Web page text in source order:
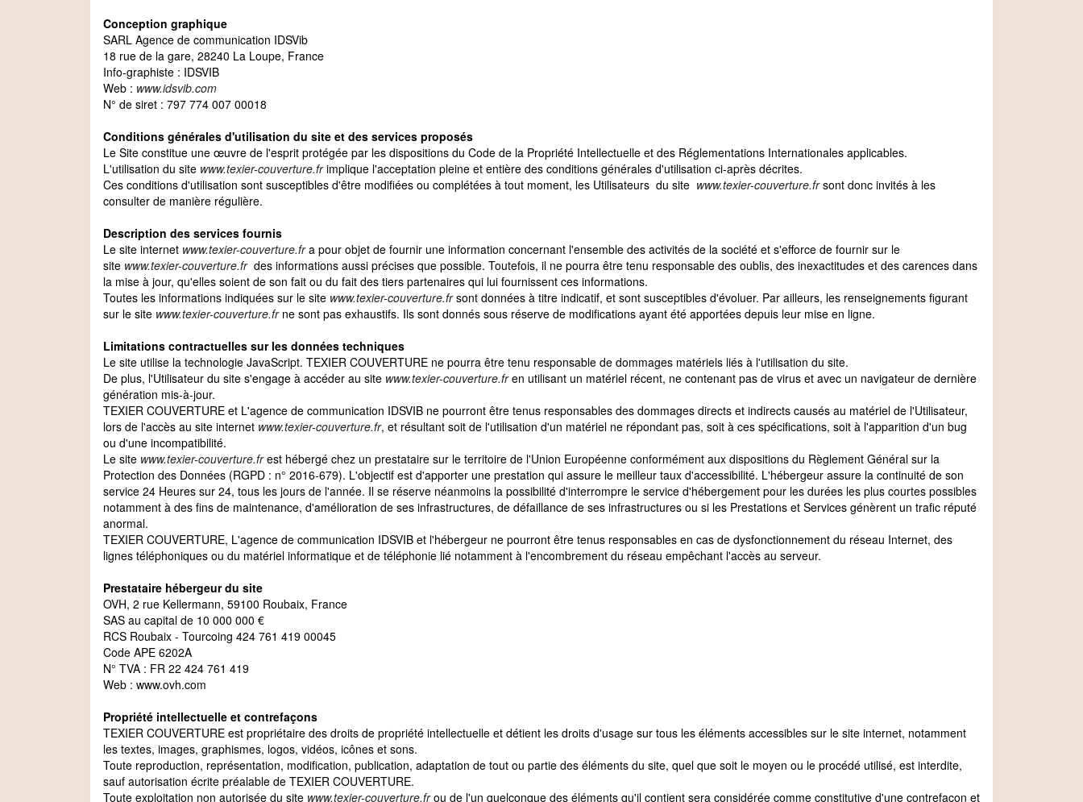
Conception graphique
SARL Agence de communication IDSVib
18 rue de la gare, 28240 La Loupe, France
Info-graphiste : IDSVIB
Web : www.idsvib.com
N° de siret : 797 774 007 00018
Conditions générales d'utilisation du site et des services proposés
Le Site constitue une œuvre de l'esprit protégée par les dispositions du Code de la Propriété Intellectuelle et des Réglementations Internationales applicables.
L'utilisation du site www.texier-couverture.frimplique l'acceptation pleine et entière des conditions générales d'utilisation ci-après décrites.
Ces conditions d'utilisation sont susceptibles d'être modifiées ou complétées à tout moment, les Utilisateurs du site www.texier-couverture.frsont donc invités à les
consulter de manière régulière.
Description des services fournis
Le site internet www.texier-couverture.fra pour objet de fournir une information concernant l'ensemble des activités de la société et s'efforce de fournir sur le
site www.texier-couverture.frdes informations aussi précises que possible. Toutefois, il ne pourra être tenu responsable des oublis, des inexactitudes et des carences dans
la mise à jour, qu'elles soient de son fait ou du fait des tiers partenaires qui lui fournissent ces informations.
Toutes les informations indiquées sur le site www.texier-couverture.frsont données à titre indicatif, et sont susceptibles d'évoluer. Par ailleurs, les renseignements figurant
sur le site www.texier-couverture.frne sont pas exhaustifs. Ils sont donnés sous réserve de modifications ayant été apportées depuis leur mise en ligne.
Limitations contractuelles sur les données techniques
Le site utilise la technologie JavaScript. TEXIER COUVERTURE ne pourra être tenu responsable de dommages matériels liés à l'utilisation du site.
De plus, l'Utilisateur du site s'engage à accéder au site www.texier-couverture.fren utilisant un matériel récent, ne contenant pas de virus et avec un navigateur de dernière
génération mis-à-jour.
TEXIER COUVERTURE et L'agence de communication IDSVIB ne pourront être tenus responsables des dommages directs et indirects causés au matériel de l'Utilisateur,
lors de l'accès au site internet www.texier-couverture.fr, et résultant soit de l'utilisation d'un matériel ne répondant pas, soit à ces spécifications, soit à l'apparition d'un bug
ou d'une incompatibilité.
Le site www.texier-couverture.frest hébergé chez un prestataire sur le territoire de l'Union Européenne conformément aux dispositions du Règlement Général sur la
Protection des Données (RGPD : n° 2016-679). L'objectif est d'apporter une prestation qui assure le meilleur taux d'accessibilité. L'hébergeur assure la continuité de son
service 24 Heures sur 24, tous les jours de l'année. Il se réserve néanmoins la possibilité d'interrompre le service d'hébergement pour les durées les plus courtes possibles
notamment à des fins de maintenance, d'amélioration de ses infrastructures, de défaillance de ses infrastructures ou si les Prestations et Services génèrent un trafic réputé
anormal.
TEXIER COUVERTURE, L'agence de communication IDSVIB et l'hébergeur ne pourront être tenus responsables en cas de dysfonctionnement du réseau Internet, des
lignes téléphoniques ou du matériel informatique et de téléphonie lié notamment à l'encombrement du réseau empêchant l'accès au serveur.
Prestataire hébergeur du site
OVH, 2 rue Kellermann, 59100 Roubaix, France
SAS au capital de 10 000 000 €
RCS Roubaix - Tourcoing 424 761 419 00045
Code APE 6202A
N° TVA : FR 22 424 761 419
Web : www.ovh.com
Propriété intellectuelle et contrefaçons
TEXIER COUVERTURE est propriétaire des droits de propriété intellectuelle et détient les droits d'usage sur tous les éléments accessibles sur le site internet, notamment
les textes, images, graphismes, logos, vidéos, icônes et sons.
Toute reproduction, représentation, modification, publication, adaptation de tout ou partie des éléments du site, quel que soit le moyen ou le procédé utilisé, est interdite,
sauf autorisation écrite préalable de TEXIER COUVERTURE.
Toute exploitation non autorisée du site www.texier-couverture.frou de l'un quelconque des éléments qu'il contient sera considérée comme constitutive d'une contrefaçon et